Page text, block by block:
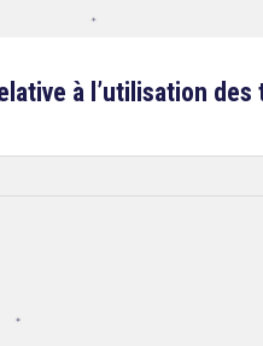
à l’utilisation